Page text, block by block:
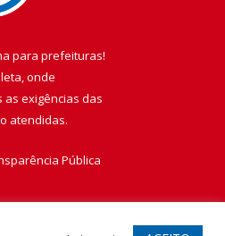
para prefeituras!
onde
exigências das
atendidas.
Pública